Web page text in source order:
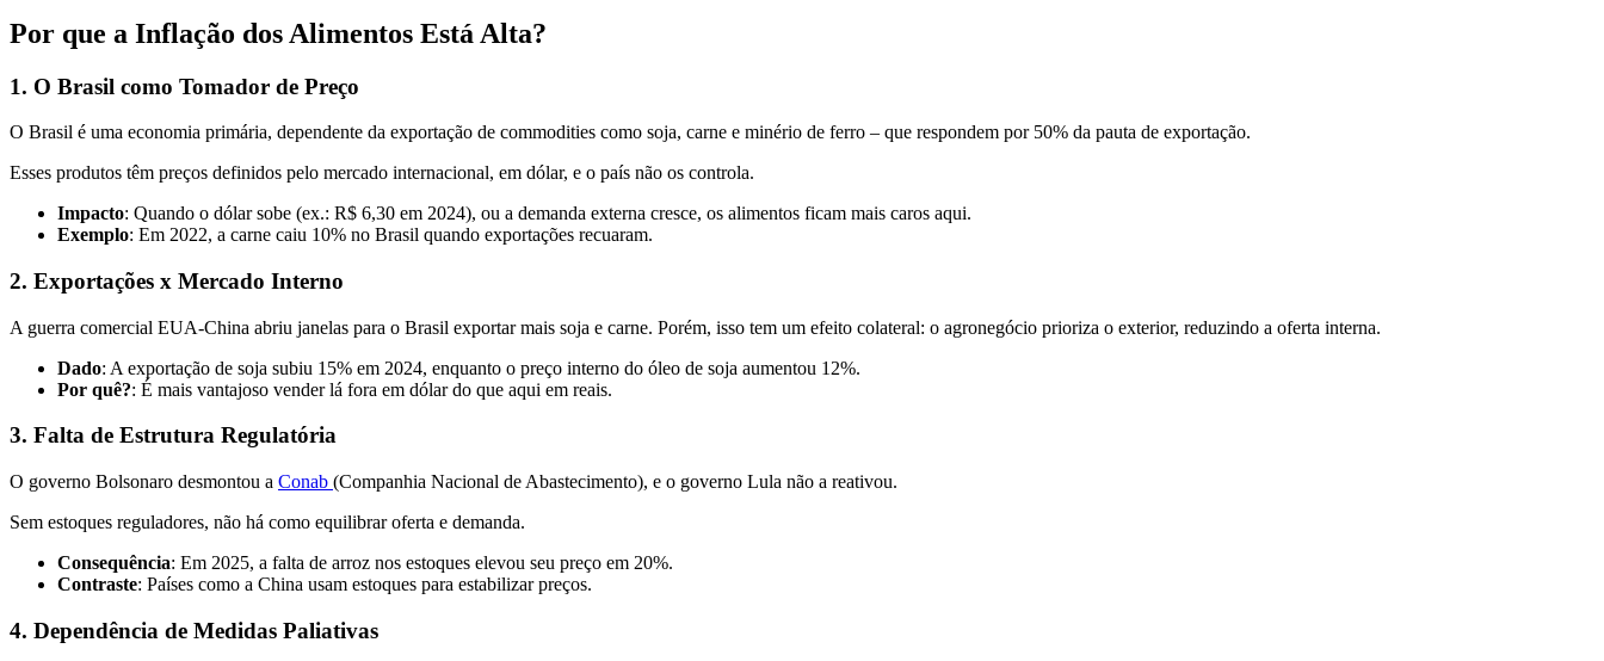
Por que a Inflação dos Alimentos Está Alta?
1. O Brasil como Tomador de Preço
O Brasil é uma economia primária, dependente da exportação de commodities como soja, carne e minério de ferro – que respondem por 50% da pauta de exportação.
Esses produtos têm preços definidos pelo mercado internacional, em dólar, e o país não os controla.
Impacto: Quando o dólar sobe (ex.: R$ 6,30 em 2024), ou a demanda externa cresce, os alimentos ficam mais caros aqui.
Exemplo: Em 2022, a carne caiu 10% no Brasil quando exportações recuaram.
2. Exportações x Mercado Interno
A guerra comercial EUA-China abriu janelas para o Brasil exportar mais soja e carne. Porém, isso tem um efeito colateral: o agronegócio prioriza o exterior, reduzindo a oferta interna.
Dado: A exportação de soja subiu 15% em 2024, enquanto o preço interno do óleo de soja aumentou 12%.
Por quê?: É mais vantajoso vender lá fora em dólar do que aqui em reais.
3. Falta de Estrutura Regulatória
O governo Bolsonaro desmontou a Conab (Companhia Nacional de Abastecimento), e o governo Lula não a reativou.
Sem estoques reguladores, não há como equilibrar oferta e demanda.
Consequência: Em 2025, a falta de arroz nos estoques elevou seu preço em 20%.
Contraste: Países como a China usam estoques para estabilizar preços.
4. Dependência de Medidas Paliativas